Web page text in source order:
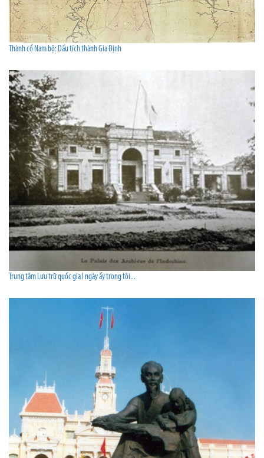
Thành cổ Nam bộ: Dấu tích thành Gia Định
Trung tâm Lưu trữ quốc gia I ngày ấy trong tôi...